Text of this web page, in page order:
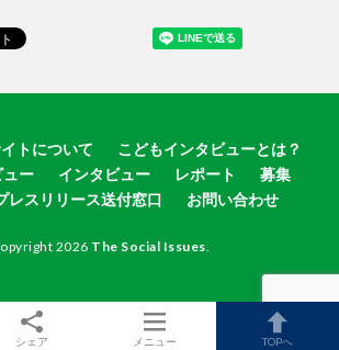
トについて
こどもインタビューとは？
ュー
インタビュー レポート
募集
レスリリース送付窓口 お問い合わせ
2026 The Social Issues.
シェア メニュー TOPへ